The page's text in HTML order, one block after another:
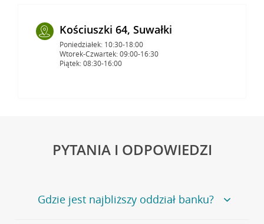
Kościuszki 64, Suwałki
Poniedziałek: 10:30-18:00
Wtorek-Czwartek: 09:00-16:30
Piątek: 08:30-16:00
PYTANIA I ODPOWIEDZI
Gdzie jest najbliższy oddział banku?